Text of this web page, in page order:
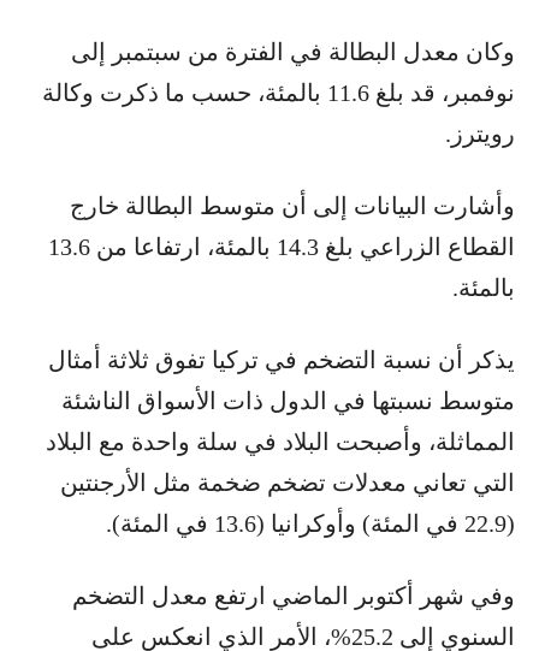
وكان معدل البطالة في الفترة من سبتمبر إلى
نوفمبر، قد بلغ 11.6 بالمئة، حسب ما ذكرت وكالة
رويترز.
وأشارت البيانات إلى أن متوسط البطالة خارج
القطاع الزراعي بلغ 14.3 بالمئة، ارتفاعا من 13.6
بالمئة.
يذكر أن نسبة التضخم في تركيا تفوق ثلاثة أمثال
متوسط نسبتها في الدول ذات الأسواق الناشئة
المماثلة، وأصبحت البلاد في سلة واحدة مع البلاد
التي تعاني معدلات تضخم ضخمة مثل الأرجنتين
(22.9 في المئة) وأوكرانيا (13.6 في المئة).
وفي شهر أكتوبر الماضي ارتفع معدل التضخم
السنوي إلى 25.2%، الأمر الذي انعكس على